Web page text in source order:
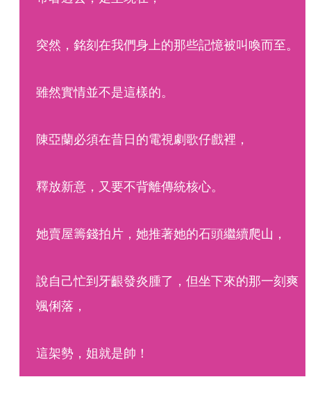
突然，銘刻在我們身上的那些記憶被叫喚而至。
雖然實情並不是這樣的。
陳亞蘭必須在昔日的電視劇歌仔戲裡，
釋放新意，又要不背離傳統核心。
她賣屋籌錢拍片，她推著她的石頭繼續爬山，
說自己忙到牙齦發炎腫了，但坐下來的那一刻爽
颯俐落，
這架勢，姐就是帥！